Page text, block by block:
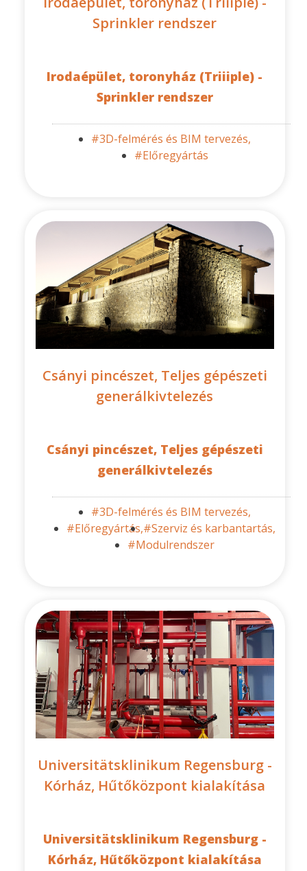
Sprinkler rendszer
Irodaépület, toronyház (Triiiple) -
Sprinkler rendszer
#3D-felmérés és BIM tervezés,
#Előregyártás
Csányi pincészet, Teljes gépészeti
generálkivtelezés
Csányi pincészet, Teljes gépészeti
generálkivtelezés
#3D-felmérés és BIM tervezés,
#Előregyártás,#Szerviz és karbantartás,
#Modulrendszer
Universitätsklinikum Regensburg -
Kórház, Hűtőközpont kialakítása
Universitätsklinikum Regensburg -
Kórház, Hűtőközpont kialakítása